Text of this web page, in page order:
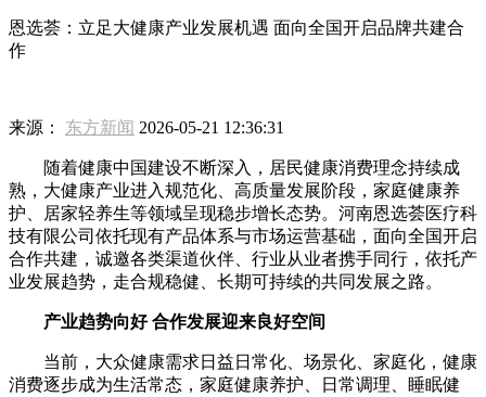
恩选荟：立足大健康产业发展机遇 面向全国开启品牌共建合
作
来源： 东方新闻 2026-05-21 12:36:31
随着健康中国建设不断深入，居民健康消费理念持续成
熟，大健康产业进入规范化、高质量发展阶段，家庭健康养
护、居家轻养生等领域呈现稳步增长态势。河南恩选荟医疗科
技有限公司依托现有产品体系与市场运营基础，面向全国开启
合作共建，诚邀各类渠道伙伴、行业从业者携手同行，依托产
业发展趋势，走合规稳健、长期可持续的共同发展之路。
产业趋势向好 合作发展迎来良好空间
当前，大众健康需求日益日常化、场景化、家庭化，健康
消费逐步成为生活常态，家庭健康养护、日常调理、睡眠健